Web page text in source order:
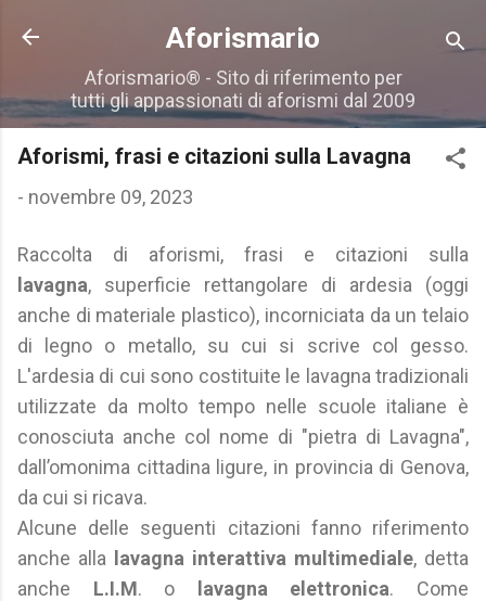
Passa ai contenuti principali
Aforismario
Aforismario® - Sito di riferimento per
tutti gli appassionati di aforismi dal 2009
Aforismi, frasi e citazioni sulla Lavagna
- novembre 09, 2023
Raccolta di aforismi, frasi e citazioni sulla
lavagna, superficie rettangolare di ardesia (oggi
anche di materiale plastico), incorniciata da un telaio
di legno o metallo, su cui si scrive col gesso.
L'ardesia di cui sono costituite le lavagna tradizionali
utilizzate da molto tempo nelle scuole italiane è
conosciuta anche col nome di "pietra di Lavagna",
dall’omonima cittadina ligure, in provincia di Genova,
da cui si ricava.
Alcune delle seguenti citazioni fanno riferimento
anche alla
lavagna interattiva multimediale, detta
anche L.I.M. o lavagna elettronica. Come